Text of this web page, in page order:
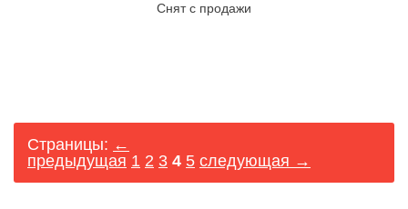
Снят с продажи
Страницы: ←
предыдущая 1 2 3 4 5 следующая →